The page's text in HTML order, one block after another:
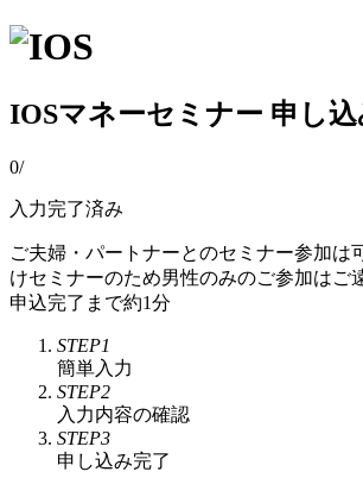
IOSマネーセミナー 申し
0/
入力完了済み
ご夫婦・パートナーとのセミナー参加は
けセミナーのため男性のみのご参加はご
申込完了まで約1分
STEP1
簡単入力
STEP2
入力内容の確認
STEP3
申し込み完了